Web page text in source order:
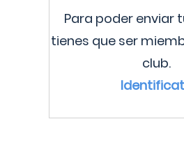
Para poder enviar
tienes que ser
club.